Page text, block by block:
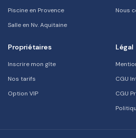
Piscine en Provence
Salle en Nv. Aquitaine
Nous
Propriétaires
Inscrire mon gîte
Nos tarifs
Option VIP
Légal
CGU
CGU